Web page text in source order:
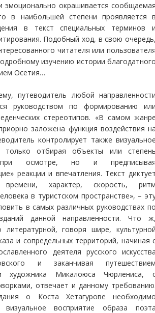
эмоционально окрашивается
в наибольшей степени проявляется
в текст специальных терминов
Подобный ход, в свою
читателя или
изучению истории
Осетия…
путеводитель любой
руководством по формированию
стереотипов. «В самом
заложена функция воздействия
контролирует также
только отбирая объекты или
при осмотре, но и
реакции и впечатления. Текст
времени, характер, скорость,
в туристском пространстве», –
в самых различных руководствах
данной направленности. Что
литературной, говоря шире,
и сопредельных территорий, начиная
деятеля русского
и заканчивая
художника Микалоюса Чюрлениса,
отвечает и данному
о Коста Хетагурове
восприятие образа